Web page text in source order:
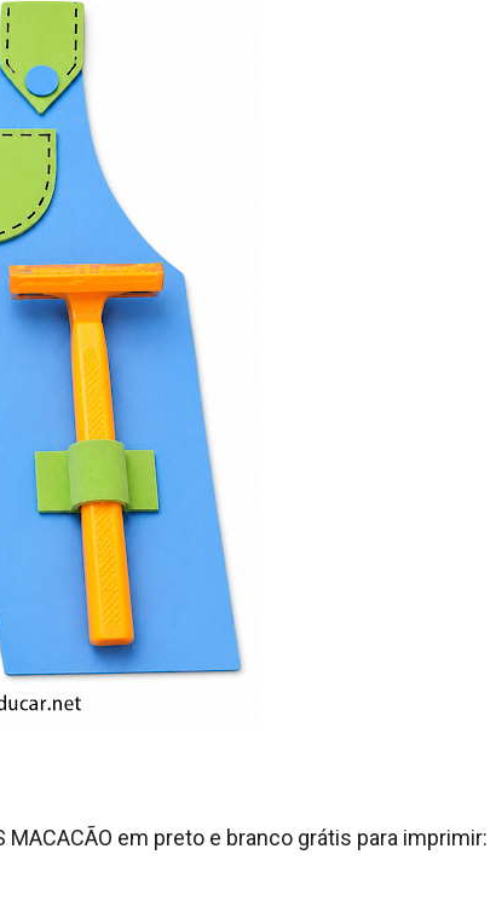
MACACÃO em preto e branco grátis para imprimir: